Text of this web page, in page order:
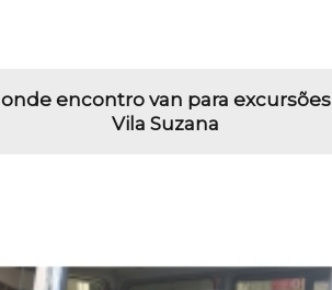
onde encontro van para excursões
Vila Suzana